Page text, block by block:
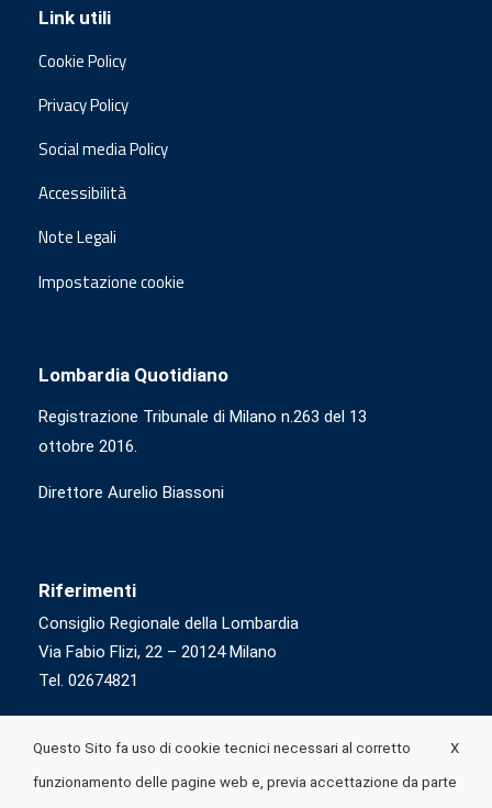
Link utili
Cookie Policy
Privacy Policy
Social media Policy
Accessibilità
Note Legali
Impostazione cookie
Lombardia Quotidiano
Registrazione Tribunale di Milano n.263 del 13
ottobre 2016.
Direttore Aurelio Biassoni
Riferimenti
Consiglio Regionale della Lombardia
Via Fabio Flizi, 22 – 20124 Milano
Tel. 02674821
X
Questo Sito fa uso di cookie tecnici necessari al corretto
funzionamento delle pagine web e, previa accettazione da parte